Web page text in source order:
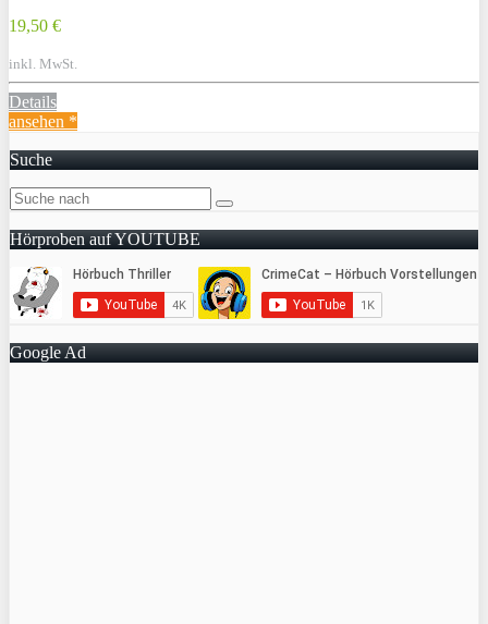
19,50 €
inkl. MwSt.
Details
ansehen *
Suche
Hörproben auf YOUTUBE
Google Ad